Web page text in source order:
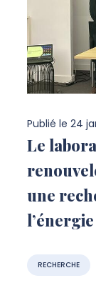
Publié le 24
Le
une
l’énergie
RECHERCHE